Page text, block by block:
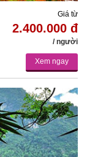
Giá từ
2.400.000 đ
/ người
Xem ngay